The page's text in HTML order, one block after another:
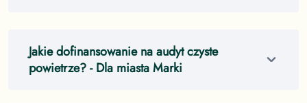
Jakie dofinansowanie na audyt czyste
powietrze?- Dla miasta Marki